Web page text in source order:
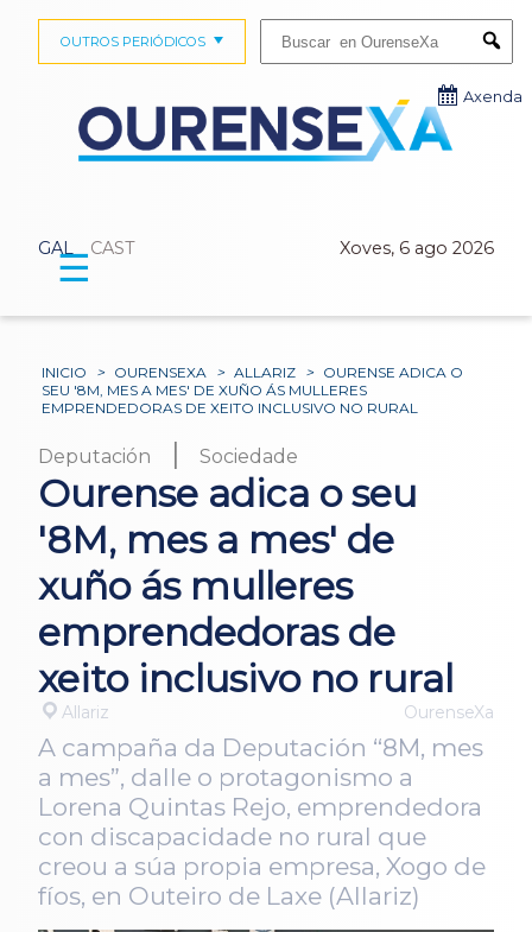
GAL CAST Xoves, 6 ago 2026
OUTROS PERIÓDICOS
Axenda
☰
INICIO > OURENSEXA > ALLARIZ > OURENSE ADICA O
SEU '8M, MES A MES' DE XUÑO ÁS MULLERES
EMPRENDEDORAS DE XEITO INCLUSIVO NO RURAL
Deputación | Sociedade
Ourense adica o seu
'8M, mes a mes' de
xuño ás mulleres
emprendedoras de
xeito inclusivo no rural
Allariz OurenseXa
A campaña da Deputación “8M, mes
a mes”, dalle o protagonismo a
Lorena Quintas Rejo, emprendedora
con discapacidade no rural que
creou a súa propia empresa, Xogo de
fíos, en Outeiro de Laxe (Allariz)